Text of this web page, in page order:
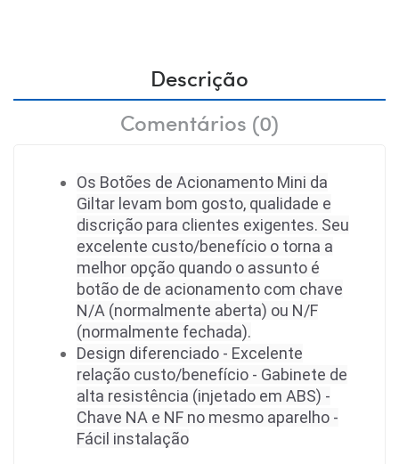
Descrição
Comentários (0)
Os Botões de Acionamento Mini da
Giltar levam bom gosto, qualidade e
discrição para clientes exigentes. Seu
excelente custo/benefício o torna a
melhor opção quando o assunto é
botão de de acionamento com chave
N/A (normalmente aberta) ou N/F
(normalmente fechada).
Design diferenciado - Excelente
relação custo/benefício - Gabinete de
alta resistência (injetado em ABS) -
Chave NA e NF no mesmo aparelho -
Fácil instalação